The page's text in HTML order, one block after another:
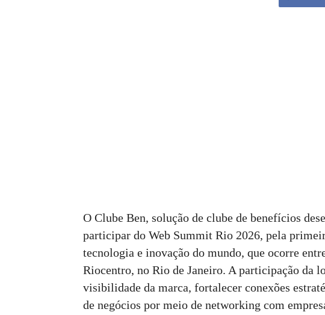
O Clube Ben, solução de clube de benefícios
participar do Web Summit Rio 2026, pela
tecnologia e inovação do mundo, que ocorre
Riocentro, no Rio de Janeiro. A participação da
visibilidade da marca, fortalecer conexões
de negócios por meio de networking com